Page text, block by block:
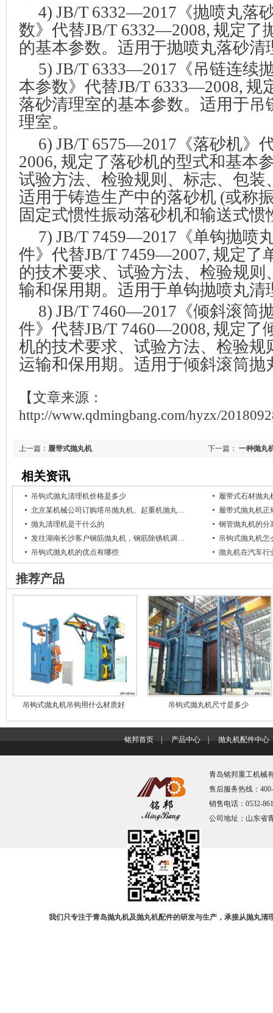
4) JB/T 6332—2017 《抛喷丸落
数》代替JB/T 6332—2008, 规定了
的基本参数。适用于抛喷丸落砂清
5) JB/T 6333—2017 《吊链连续
本参数》代替JB/T 6333—2008, 规
落砂清理室的基本参数。适用于吊
理室。
6) JB/T 6575—2017 《落砂机》
2006, 规定了落砂机的型式和基本
试验方法、检验规则、标志、包装
适用于铸造生产中的落砂机 (或称
固定式惯性振动落砂机和输送式惯
7) JB/T 7459—2017 《单钩抛喷
件》代替JB/T 7459—2007, 规定了
的技术要求、试验方法、检验规则
输和保用期。适用于单钩抛喷丸清
8) JB/T 7460—2017 《倾斜滚筒
件》代替JB/T 7460—2008, 规定了
机的技术要求、试验方法、检验规
运输和保用期。适用于倾斜滚筒抛
【文章来源：
http://www.qdmingbang.com/hyzx/
下一篇： 一种抛丸
上一篇： 履带式抛丸机
相关资讯
吊钩式抛丸清理机价格是多少
履带式石材抛丸
北京某机械公司订购塔吊抛丸机、起重机抛丸…
履带式抛丸机正
抛丸清理机是干什么的
钢管抛丸机的分
发往湖南长沙客户钢筋抛丸机，钢筋除锈机调…
吊钩式抛丸机怎
吊钩式抛丸机的优点有哪些
抛丸机在汽车行
推荐产品
吊钩式抛丸机吊钩用什么材质好 吊钩式抛丸机尺寸是多少
铭邦首页 产品中心 抛丸机配件中心
青岛铭邦重工机械
售后服务热线：
销售电话：0532-
公司地址：山东省
我们只专注于青岛抛丸机及抛丸机配件的研发与生产，承接从抛丸